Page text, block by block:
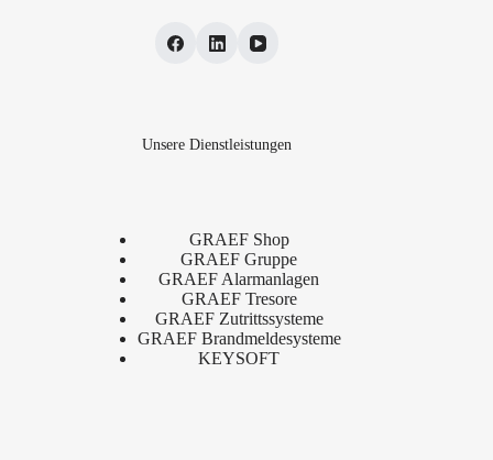
Unsere Dienstleistungen
GRAEF Shop
GRAEF Gruppe
GRAEF Alarmanlagen
GRAEF Tresore
GRAEF Zutrittssysteme
GRAEF Brandmeldesysteme
KEYSOFT